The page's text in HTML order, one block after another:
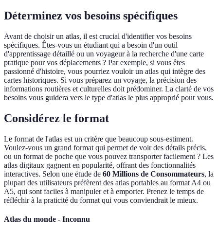
Déterminez vos besoins spécifiques
Avant de choisir un atlas, il est crucial d'identifier vos besoins
spécifiques. Êtes-vous un étudiant qui a besoin d'un outil
d'apprentissage détaillé ou un voyageur à la recherche d'une carte
pratique pour vos déplacements ? Par exemple, si vous êtes
passionné d'histoire, vous pourriez vouloir un atlas qui intègre des
cartes historiques. Si vous préparez un voyage, la précision des
informations routières et culturelles doit prédominer. La clarté de vos
besoins vous guidera vers le type d'atlas le plus approprié pour vous.
Considérez le format
Le format de l'atlas est un critère que beaucoup sous-estiment.
Voulez-vous un grand format qui permet de voir des détails précis,
ou un format de poche que vous pouvez transporter facilement ? Les
atlas digitaux gagnent en popularité, offrant des fonctionnalités
interactives. Selon une étude de 60 Millions de Consommateurs, la
plupart des utilisateurs préfèrent des atlas portables au format A4 ou
A5, qui sont faciles à manipuler et à emporter. Prenez le temps de
réfléchir à la praticité du format qui vous conviendrait le mieux.
Atlas du monde - Inconnu